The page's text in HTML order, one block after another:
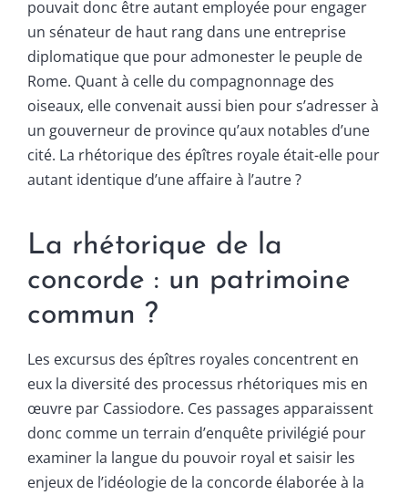
pouvait donc être autant employée pour engager
un sénateur de haut rang dans une entreprise
diplomatique que pour admonester le peuple de
Rome. Quant à celle du compagnonnage des
oiseaux, elle convenait aussi bien pour s’adresser à
un gouverneur de province qu’aux notables d’une
cité. La rhétorique des épîtres royale était-elle pour
autant identique d’une affaire à l’autre ?
La rhétorique de la
concorde : un patrimoine
commun ?
Les excursus des épîtres royales concentrent en
eux la diversité des processus rhétoriques mis en
œuvre par Cassiodore. Ces passages apparaissent
donc comme un terrain d’enquête privilégié pour
examiner la langue du pouvoir royal et saisir les
enjeux de l’idéologie de la concorde élaborée à la